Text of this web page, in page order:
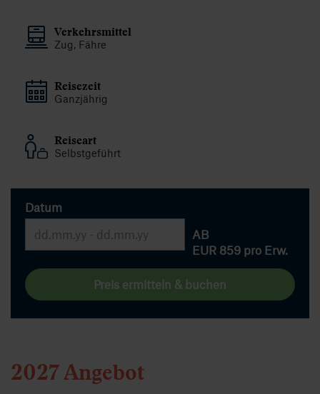
Verkehrsmittel
Zug, Fähre
Reisezeit
Ganzjährig
Reiseart
Selbstgeführt
Datum
AB
EUR 859 pro Erw.
Preis ermitteln & buchen
2027 Angebot